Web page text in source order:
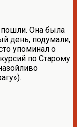
пошли. Она была
день, подумали,
упоминал о
по Старому